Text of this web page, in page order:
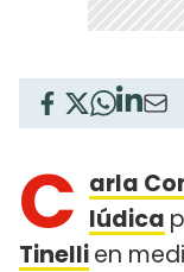
C arla
Iúdica
Tinellien